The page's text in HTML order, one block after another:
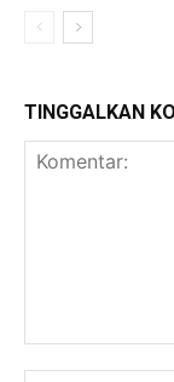
TINGGALKAN